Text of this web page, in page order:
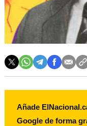
Añade
Google de forma